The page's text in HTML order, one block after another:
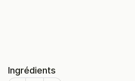
Ingrédients